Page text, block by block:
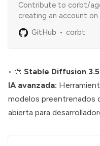
Contribute to corbt/
creating an account on
GitHub
corbt
• 🎨 Stable Diffusion
IA avanzada:
modelos preentrenados
abierta para